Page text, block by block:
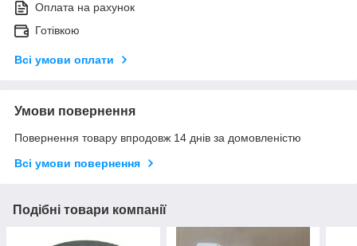
Оплата на рахунок
Готівкою
Всі умови оплати
Умови повернення
Повернення товару впродовж 14 днів за домовленістю
Всі умови повернення
Подібні товари компанії